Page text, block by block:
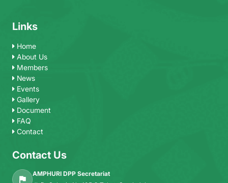
Links
Home
About Us
Members
News
Events
Gallery
Document
FAQ
Contact
Contact Us
AMPHURI DPP Secretariat